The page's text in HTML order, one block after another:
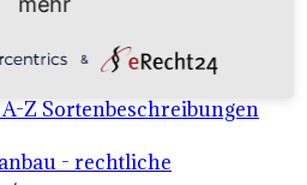
Z Sortenbeschreibungen
- rechtliche
&